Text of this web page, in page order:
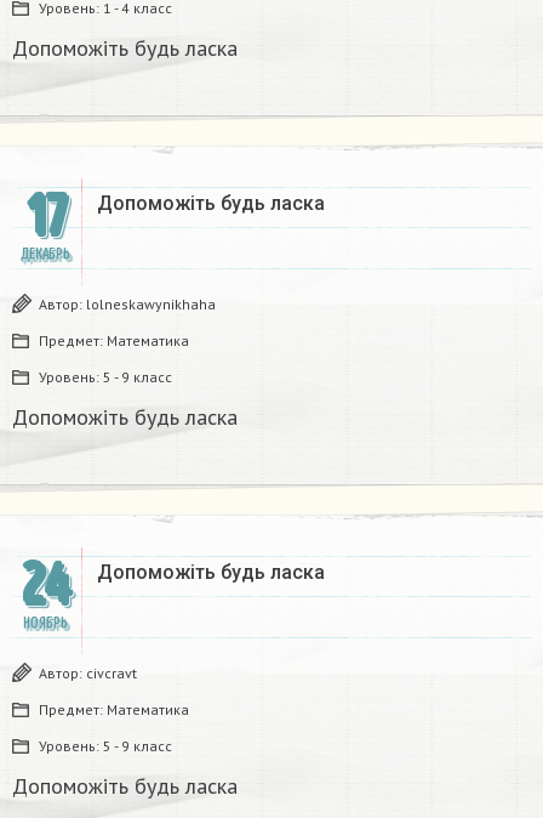
Уровень: 1 - 4 класс
Допоможіть будь ласка
17
ДЕКАБРЬ
Допоможіть будь ласка
Автор: lolneskawynikhaha
Предмет: Математика
Уровень: 5 - 9 класс
Допоможіть будь ласка
24
НОЯБРЬ
Допоможіть будь ласка
Автор: civcravt
Предмет: Математика
Уровень: 5 - 9 класс
Допоможіть будь ласка